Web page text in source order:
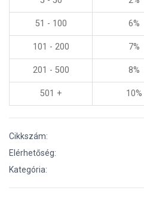
51 - 100 6%
101 - 200 7%
201 - 500 8%
501 + 10%
Cikkszám:
Elérhetőség:
Kategória: